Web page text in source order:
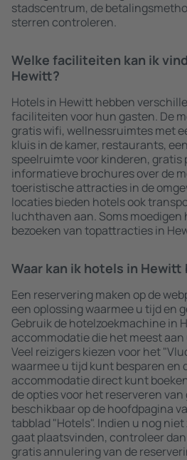
stadscentrum, de
sterren controleren.
Welke faciliteiten kan ik
Hewitt?
Hotels in Hewitt hebben
faciliteiten voor hun gasten. De
gratis wifi, wellnessruimtes met
kluis in de kamer, restaurants,
speelruimte voor kinderen, gratis
informatieve brochures over de
toeristische attracties in de
locaties bieden hotels ook
luchthaven aan. Soms moedigen
bezoeken van topattracties in
Waar kan ik hotels in Hewitt
Een reservering maken op de
een oplossing waarmee u tijd en
Gebruik de hotelzoekmachine in
accommodatie die het meest
Veel reizigers kiezen voor het
waarmee u tijd kunt besparen en
accommodatie direct kunt
de opties voor het reserveren
beschikbaar op de hoofdpagina
tabblad "Hotels". Indien u nog
gaat plaatsvinden, controleer
gratis annulering van de